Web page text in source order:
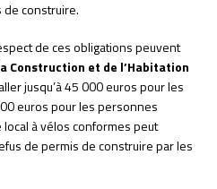
construire.
de ces obligations peuvent
Construction et de l’Habitation
jusqu’à 45 000 euros pour les
euros pour les personnes
local à vélos conformes peut
de permis de construire par les